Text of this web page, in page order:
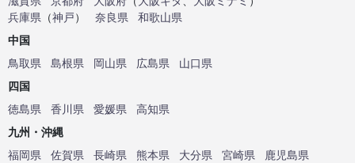
兵庫県 （神戸） 奈良県
和歌山県
中国
鳥取県
島根県 岡山県 広島県
山口県
四国
徳島県
香川県 愛媛県
高知県
九州・沖縄
福岡県
佐賀県 長崎県 熊本県 大分県 宮崎県
鹿児島県